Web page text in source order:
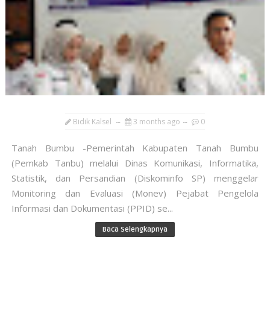
Bidik Kalsel 3 months ago 0
Tanah Bumbu -Pemerintah Kabupaten Tanah Bumbu
(Pemkab Tanbu) melalui Dinas Komunikasi, Informatika,
Statistik, dan Persandian (Diskominfo SP) menggelar
Monitoring dan Evaluasi (Monev) Pejabat Pengelola
Informasi dan Dokumentasi (PPID) se...
Baca Selengkapnya